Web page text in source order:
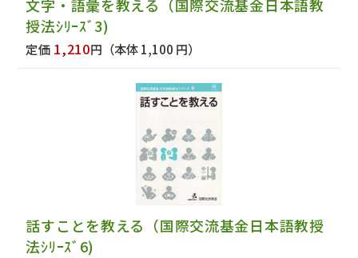
文字・語彙を教える（国際交流基金日本語教
授法ｼﾘｰｽﾞ3)
定価 1,210円 （本体 1,100 円）
話すことを教える（国際交流基金日本語教授
法ｼﾘｰｽﾞ6)